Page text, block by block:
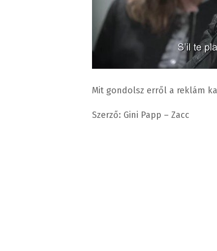
Mit gondolsz erről a reklám
Szerző: Gini Papp – Zacc